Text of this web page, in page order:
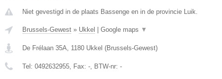
Niet gevestigd in de plaats Bassenge en in de provincie Luik.
Brussels-Gewest » Ukkel Google maps ▼
De Frélaan 35A, 1180 Ukkel (Brussels-Gewest)
Tel: 0492632955, Fax: -, BTW-nr: -